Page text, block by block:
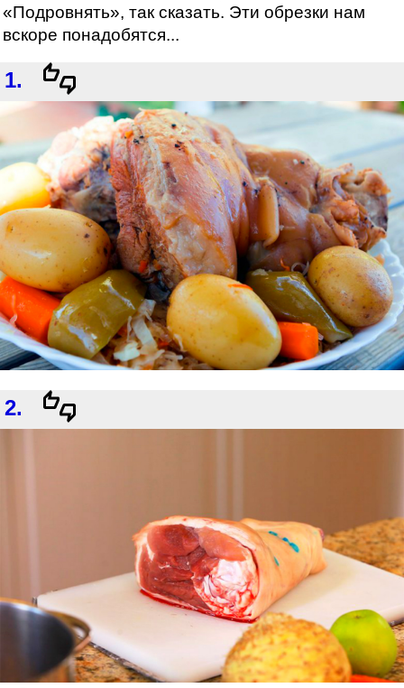
«Подровнять», так сказать. Эти обрезки нам
вскоре понадобятся...
1.
2.